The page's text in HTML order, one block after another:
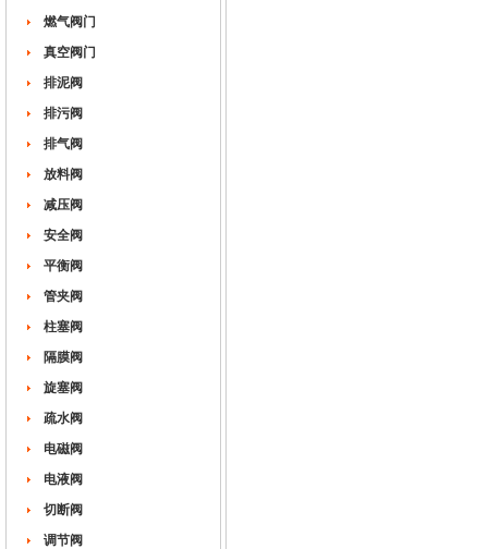
燃气阀门
真空阀门
排泥阀
排污阀
排气阀
放料阀
减压阀
安全阀
平衡阀
管夹阀
柱塞阀
隔膜阀
旋塞阀
疏水阀
电磁阀
电液阀
切断阀
调节阀